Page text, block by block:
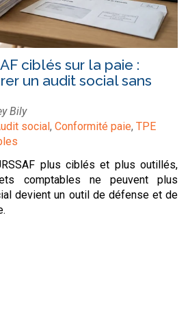
ciblés sur la paie :
un audit social sans
Bily
social, Conformité paie, TPE
plus ciblés et plus outillés,
comptables ne peuvent plus
devient un outil de défense et de